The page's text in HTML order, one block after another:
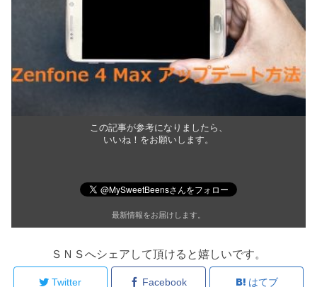
この記事が参考になりましたら、
いいね！をお願いします。
最新情報をお届けします。
ＳＮＳへシェアして頂けると嬉しいです。
Twitter Facebook はてブ